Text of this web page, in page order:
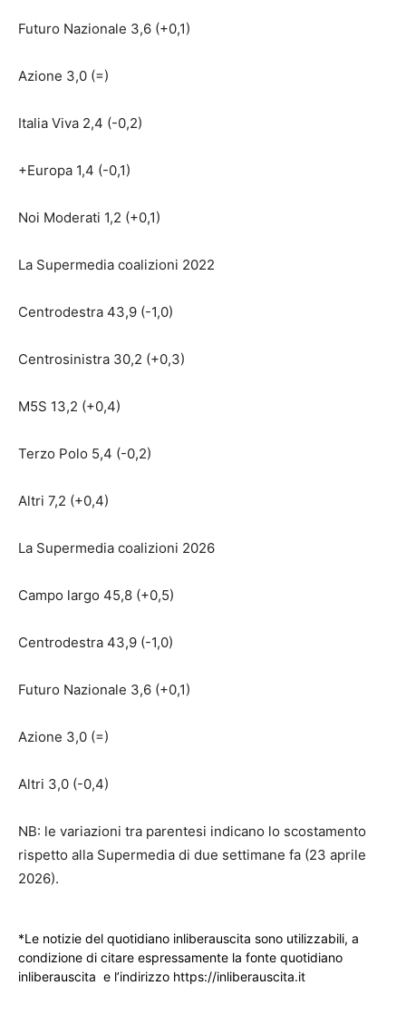
Futuro Nazionale 3,6 (+0,1)
Azione 3,0 (=)
Italia Viva 2,4 (-0,2)
+Europa 1,4 (-0,1)
Noi Moderati 1,2 (+0,1)
La Supermedia coalizioni 2022
Centrodestra 43,9 (-1,0)
Centrosinistra 30,2 (+0,3)
M5S 13,2 (+0,4)
Terzo Polo 5,4 (-0,2)
Altri 7,2 (+0,4)
La Supermedia coalizioni 2026
Campo largo 45,8 (+0,5)
Centrodestra 43,9 (-1,0)
Futuro Nazionale 3,6 (+0,1)
Azione 3,0 (=)
Altri 3,0 (-0,4)
NB: le variazioni tra parentesi indicano lo scostamento
rispetto alla Supermedia di due settimane fa (23 aprile
2026).
*Le notizie del quotidiano inliberauscita sono utilizzabili, a
condizione di citare espressamente la fonte quotidiano
inliberauscita e l’indirizzo https://inliberauscita.it